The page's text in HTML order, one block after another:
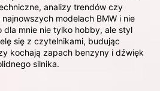
analizy trendów czy
modelach BMW i nie
mnie nie tylko hobby, ale styl
się z czytelnikami, budując
kochają zapach benzyny i dźwięk
silnika.